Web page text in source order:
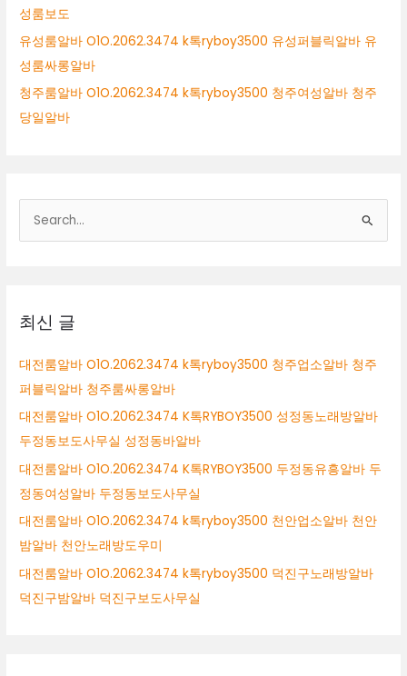
성룸보도
유성룸알바 O1O.2062.3474 k톡ryboy3500 유성퍼블릭알바 유
성룸싸롱알바
청주룸알바 O1O.2062.3474 k톡ryboy3500 청주여성알바 청주
당일알바
색
최신 글
대전룸알바 O1O.2062.3474 k톡ryboy3500 청주업소알바 청주
퍼블릭알바 청주룸싸롱알바
대전룸알바 O1O.2062.3474 K톡RYBOY3500 성정동노래방알바
두정동보도사무실 성정동바알바
대전룸알바 O1O.2062.3474 K톡RYBOY3500 두정동유흥알바 두
정동여성알바 두정동보도사무실
대전룸알바 O1O.2062.3474 k톡ryboy3500 천안업소알바 천안
밤알바 천안노래방도우미
대전룸알바 O1O.2062.3474 k톡ryboy3500 덕진구노래방알바
덕진구밤알바 덕진구보도사무실